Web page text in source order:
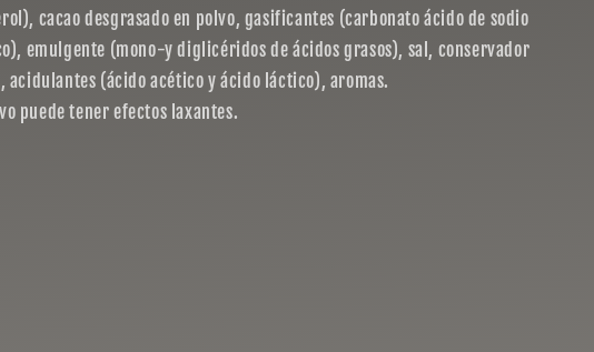
cacao desgrasado en polvo, gasificantes (carbonato ácido de sodio
emulgente (mono-y diglicéridos de ácidos grasos), sal, conservador
acidulantes (ácido acético y ácido láctico), aromas.
puede tener efectos laxantes.